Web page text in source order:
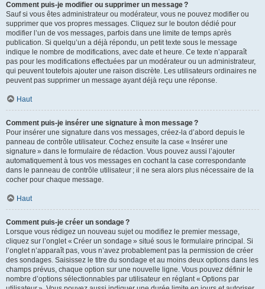
Comment puis-je modifier ou supprimer un message ?
Sauf si vous êtes administrateur ou modérateur, vous ne pouvez modifier ou
supprimer que vos propres messages. Cliquez sur le bouton dédié pour
modifier l’un de vos messages, parfois dans une limite de temps après
publication. Si quelqu’un a déjà répondu, un petit texte sous le message
indique le nombre de modifications, avec date et heure. Ce texte n’apparaît
pas pour les modifications effectuées par un modérateur ou un administrateur,
qui peuvent toutefois ajouter une raison discrète. Les utilisateurs ordinaires ne
peuvent pas supprimer un message ayant déjà reçu une réponse.
Haut
Comment puis-je insérer une signature à mon message ?
Pour insérer une signature dans vos messages, créez-la d’abord depuis le
panneau de contrôle utilisateur. Cochez ensuite la case « Insérer une
signature » dans le formulaire de rédaction. Vous pouvez aussi l’ajouter
automatiquement à tous vos messages en cochant la case correspondante
dans le panneau de contrôle utilisateur ; il ne sera alors plus nécessaire de la
cocher pour chaque message.
Haut
Comment puis-je créer un sondage ?
Lorsque vous rédigez un nouveau sujet ou modifiez le premier message,
cliquez sur l’onglet « Créer un sondage » situé sous le formulaire principal. Si
l’onglet n’apparaît pas, vous n’avez probablement pas la permission de créer
des sondages. Saisissez le titre du sondage et au moins deux options dans les
champs prévus, chaque option sur une nouvelle ligne. Vous pouvez définir le
nombre d’options sélectionnables par utilisateur en réglant « Options par